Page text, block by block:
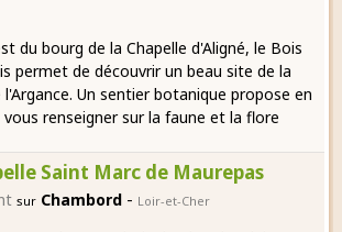
du bourg de la Chapelle d'Aligné, le Bois
permet de découvrir un beau site de la
l'Argance. Un sentier botanique propose en
renseigner sur la faune et la flore
Saint Marc de Maurepas
sur Chambord - Loir-et-Cher